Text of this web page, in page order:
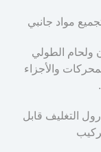
مواد جانبي
ولحام الطولي
والأجزاء
التغليف قابل